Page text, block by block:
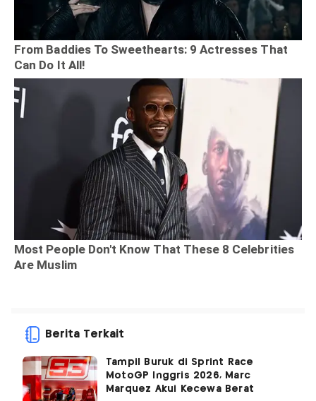
Berita Terkait
Tampil Buruk di Sprint Race
MotoGP Inggris 2026, Marc
Marquez Akui Kecewa Berat